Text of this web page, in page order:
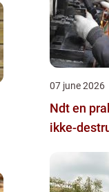
07 june 2026
Ndt en praktisk guide til
ikke-